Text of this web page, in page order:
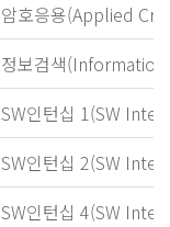
암호응용(Applied
정보검색
SW인턴십 1(SW
SW인턴십 2(SW
SW인턴십 4(SW